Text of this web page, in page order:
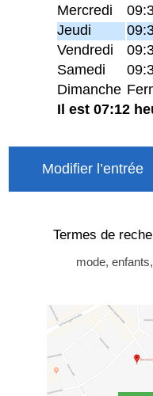
Mercredi
Jeudi
Vendredi
Samedi
Dimanche
Il est 07:12
Modifier l’entrée
Termes de
mode,